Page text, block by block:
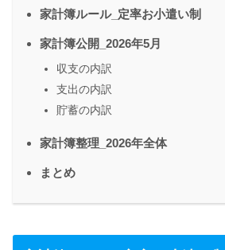
家計簿ルール_定率お小遣い制
家計簿公開_2026年5月
収支の内訳
支出の内訳
貯蓄の内訳
家計簿整理_2026年全体
まとめ